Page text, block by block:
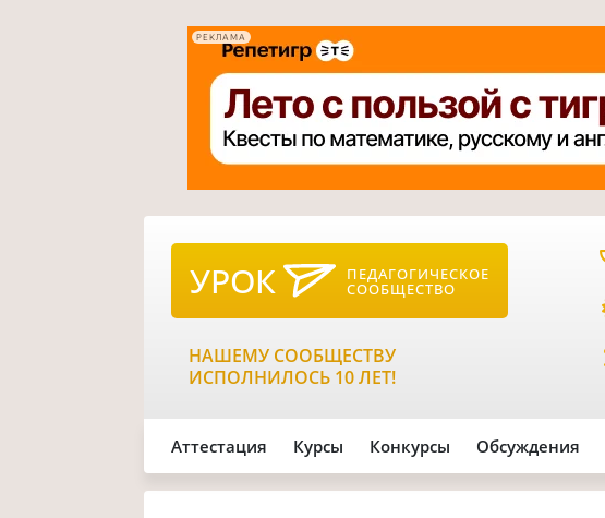
РЕКЛАМА
УРОК ПЕДАГОГИЧЕСКОЕ
СООБЩЕСТВО
НАШЕМУ СООБЩЕСТВУ
ИСПОЛНИЛОСЬ 10 ЛЕТ!
Аттестация Курсы Конкурсы Обсуждения